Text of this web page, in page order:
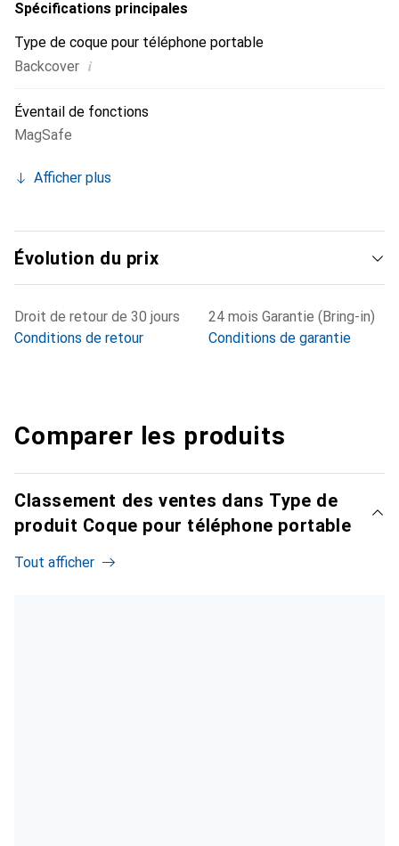
Spécifications principales
Type de coque pour téléphone portable
Backcover i
Éventail de fonctions
MagSafe
Afficher plus
Évolution du prix
Droit de retour de 30 jours
Conditions de retour
24 mois Garantie (Bring-in)
Conditions de garantie
Comparer les produits
Classement des ventes dans Type de
produit Coque pour téléphone portable
Tout afficher